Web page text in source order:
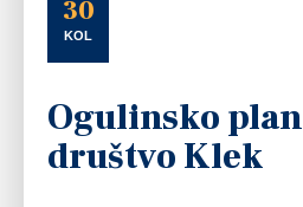
30
KOL
Ogulinsko
društvo Klek